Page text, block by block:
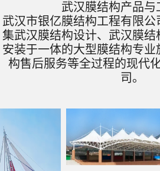
武汉膜结构产品与
武汉市银亿膜结构工程有限
集武汉膜结构设计、武汉膜
安装于一体的大型膜结构专
构售后服务等全过程的现代
司。